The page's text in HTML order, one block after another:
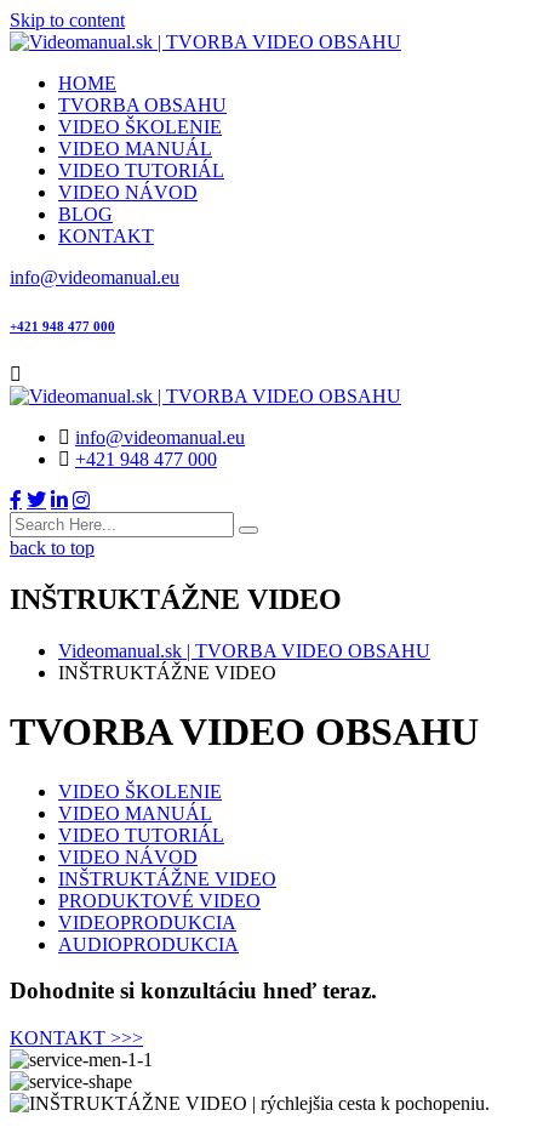
Skip to content
HOME
TVORBA OBSAHU
VIDEO ŠKOLENIE
VIDEO MANUÁL
VIDEO TUTORIÁL
VIDEO NÁVOD
BLOG
KONTAKT
info@videomanual.eu
+421 948 477 000
info@videomanual.eu
+421 948 477 000
back to top
INŠTRUKTÁŽNE VIDEO
Videomanual.sk | TVORBA VIDEO OBSAHU
INŠTRUKTÁŽNE VIDEO
TVORBA VIDEO OBSAHU
VIDEO ŠKOLENIE
VIDEO MANUÁL
VIDEO TUTORIÁL
VIDEO NÁVOD
INŠTRUKTÁŽNE VIDEO
PRODUKTOVÉ VIDEO
VIDEOPRODUKCIA
AUDIOPRODUKCIA
Dohodnite si konzultáciu hneď teraz.
KONTAKT >>>